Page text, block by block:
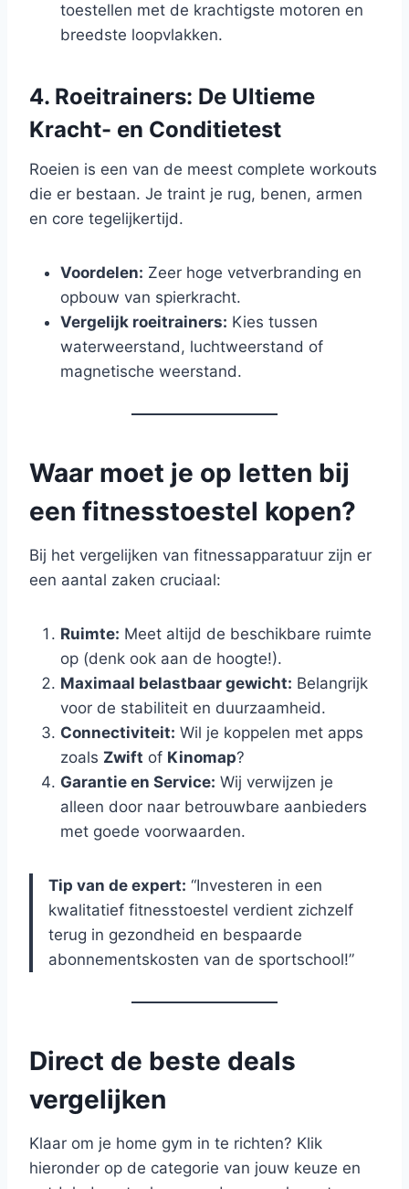
toestellen met de krachtigste motoren en
breedste loopvlakken.
4. Roeitrainers: De Ultieme
Kracht- en Conditietest
Roeien is een van de meest complete workouts
die er bestaan. Je traint je rug, benen, armen
en core tegelijkertijd.
Voordelen: Zeer hoge vetverbranding en
opbouw van spierkracht.
Vergelijk roeitrainers: Kies tussen
waterweerstand, luchtweerstand of
magnetische weerstand.
Waar moet je op letten bij
een fitnesstoestel kopen?
Bij het vergelijken van fitnessapparatuur zijn er
een aantal zaken cruciaal:
Ruimte: Meet altijd de beschikbare ruimte
op (denk ook aan de hoogte!).
Maximaal belastbaar gewicht: Belangrijk
voor de stabiliteit en duurzaamheid.
Connectiviteit: Wil je koppelen met apps
zoals Zwift of Kinomap?
Garantie en Service: Wij verwijzen je
alleen door naar betrouwbare aanbieders
met goede voorwaarden.
Tip van de expert: “Investeren in een
kwalitatief fitnesstoestel verdient zichzelf
terug in gezondheid en bespaarde
abonnementskosten van de sportschool!”
Direct de beste deals
vergelijken
Klaar om je home gym in te richten? Klik
hieronder op de categorie van jouw keuze en